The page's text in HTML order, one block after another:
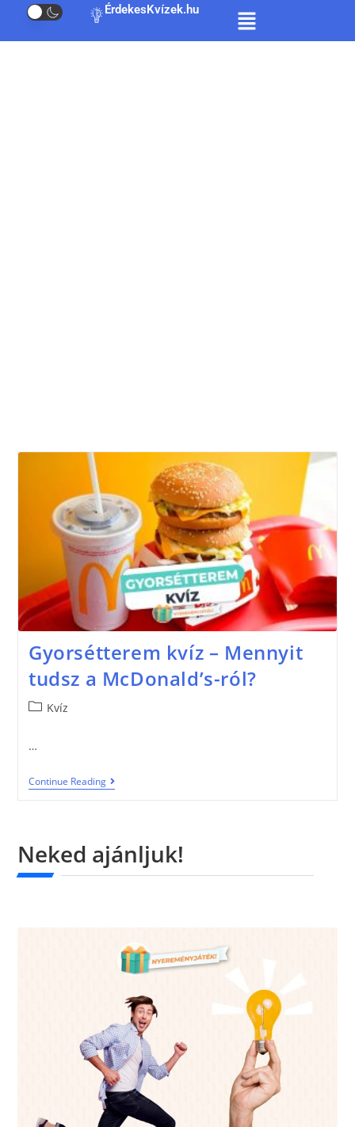
ÉrdekesKvízek.hu
Gyorsétterem kvíz – Mennyit
tudsz a McDonald’s-ról?
Kvíz
…
Continue Reading
Neked ajánljuk!